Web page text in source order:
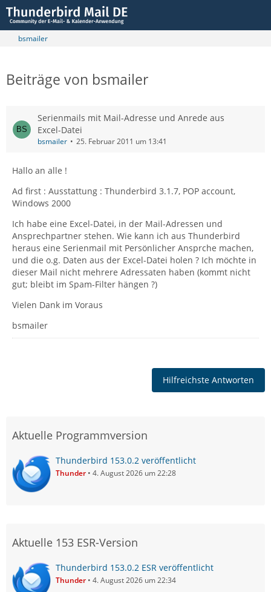
bsmailer
Beiträge von bsmailer
Serienmails mit Mail-Adresse und Anrede aus
Excel-Datei
bsmailer 25. Februar 2011 um 13:41
Hallo an alle !
Ad first : Ausstattung : Thunderbird 3.1.7, POP account,
Windows 2000
Ich habe eine Excel-Datei, in der Mail-Adressen und
Ansprechpartner stehen. Wie kann ich aus Thunderbird
heraus eine Serienmail mit Persönlicher Ansprche machen,
und die o.g. Daten aus der Excel-Datei holen ? Ich möchte in
dieser Mail nicht mehrere Adressaten haben (kommt nicht
gut; bleibt im Spam-Filter hängen ?)
Vielen Dank im Voraus
bsmailer
Hilfreichste Antworten
Aktuelle Programmversion
Thunderbird 153.0.2 veröffentlicht
Thunder 4. August 2026 um 22:28
Aktuelle 153 ESR-Version
Thunderbird 153.0.2 ESR veröffentlicht
Thunder 4. August 2026 um 22:34